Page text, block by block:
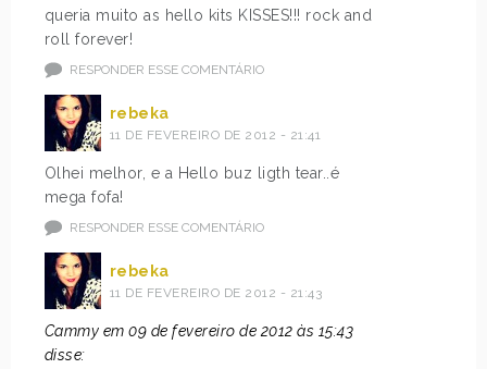
queria muito as hello kits KISSES!!! rock and
roll forever!
RESPONDER ESSE COMENTÁRIO
rebeka
11 DE FEVEREIRO DE 2012 - 21:41
Olhei melhor, e a Hello buz ligth tear..é
mega fofa!
RESPONDER ESSE COMENTÁRIO
rebeka
11 DE FEVEREIRO DE 2012 - 21:43
Cammy em 09 de fevereiro de 2012 às 15:43
disse: